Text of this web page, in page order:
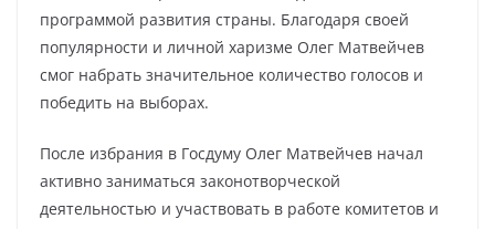
программой развития страны. Благодаря своей
популярности и личной харизме Олег Матвейчев
смог набрать значительное количество голосов и
победить на выборах.
После избрания в Госдуму Олег Матвейчев начал
активно заниматься законотворческой
деятельностью и участвовать в работе комитетов и